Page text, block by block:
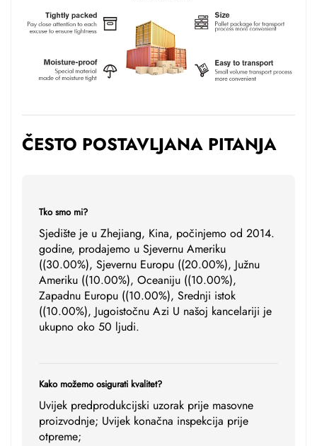
ČESTO POSTAVLJANA PITANJA
Tko smo mi?
Sjedište je u Zhejiang, Kina, počinjemo od 2014.
godine, prodajemo u Sjevernu Ameriku
((30.00%), Sjevernu Europu ((20.00%), Južnu
Ameriku ((10.00%), Oceaniju ((10.00%),
Zapadnu Europu ((10.00%), Srednji istok
((10.00%), Jugoistočnu Azi U našoj kancelariji je
ukupno oko 50 ljudi.
Kako možemo osigurati kvalitet?
Uvijek predprodukcijski uzorak prije masovne
proizvodnje; Uvijek konačna inspekcija prije
otpreme;